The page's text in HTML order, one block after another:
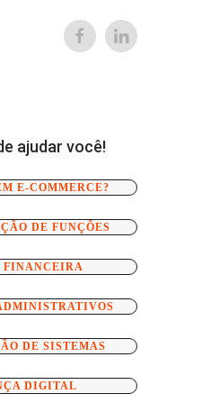
ajudar você!
E-COMMERCE?
DE FUNÇÕES
FINANCEIRA
DE SISTEMAS
DIGITAL